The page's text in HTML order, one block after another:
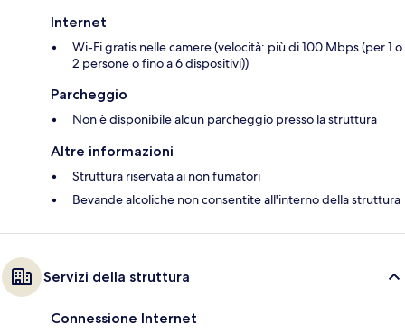
Internet
Wi-Fi gratis nelle camere (velocità: più di 100 Mbps (per 1 o
2 persone o fino a 6 dispositivi))
Parcheggio
Non è disponibile alcun parcheggio presso la struttura
Altre informazioni
Struttura riservata ai non fumatori
Bevande alcoliche non consentite all'interno della struttura
Servizi della struttura
Connessione Internet